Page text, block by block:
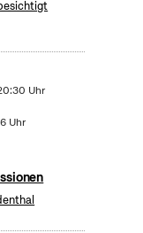
Uhr
Uhr